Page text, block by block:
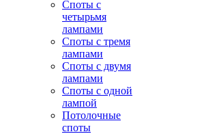
Споты с
четырьмя
лампами
Споты с тремя
лампами
Споты с двумя
лампами
Споты с одной
лампой
Потолочные
споты